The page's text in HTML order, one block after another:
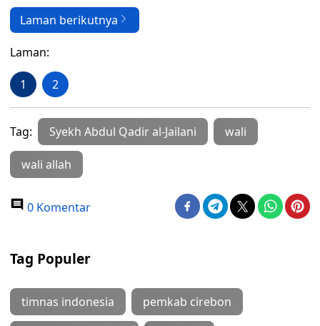
Laman berikutnya
Laman:
1 2
Tag: Syekh Abdul Qadir al-Jailani wali
wali allah
0 Komentar
Tag Populer
timnas indonesia pemkab cirebon